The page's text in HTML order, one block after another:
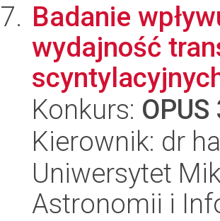
Badanie
wydajność
Konkurs: OPUS
Kierownik: dr
Uniwersytet
Astronomii i